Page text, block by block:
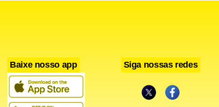
Baixe nosso app Siga nossas redes